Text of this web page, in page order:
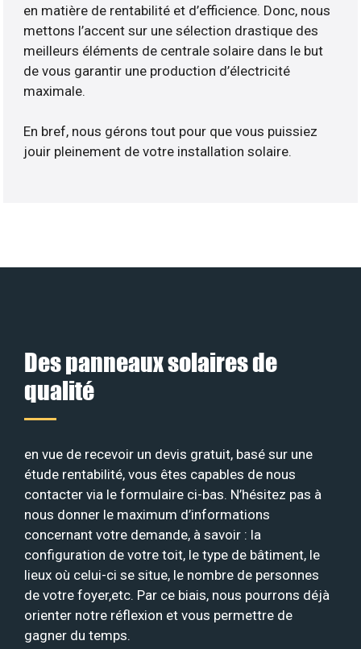
en matière de rentabilité et d’efficience. Donc, nous
mettons l’accent sur une sélection drastique des
meilleurs éléments de centrale solaire dans le but
de vous garantir une production d’électricité
maximale.
En bref, nous gérons tout pour que vous puissiez
jouir pleinement de votre installation solaire.
Des panneaux solaires de
qualité
en vue de recevoir un devis gratuit, basé sur une
étude rentabilité, vous êtes capables de nous
contacter via le formulaire ci-bas. N’hésitez pas à
nous donner le maximum d’informations
concernant votre demande, à savoir : la
configuration de votre toit, le type de bâtiment, le
lieux où celui-ci se situe, le nombre de personnes
de votre foyer,etc. Par ce biais, nous pourrons déjà
orienter notre réflexion et vous permettre de
gagner du temps.